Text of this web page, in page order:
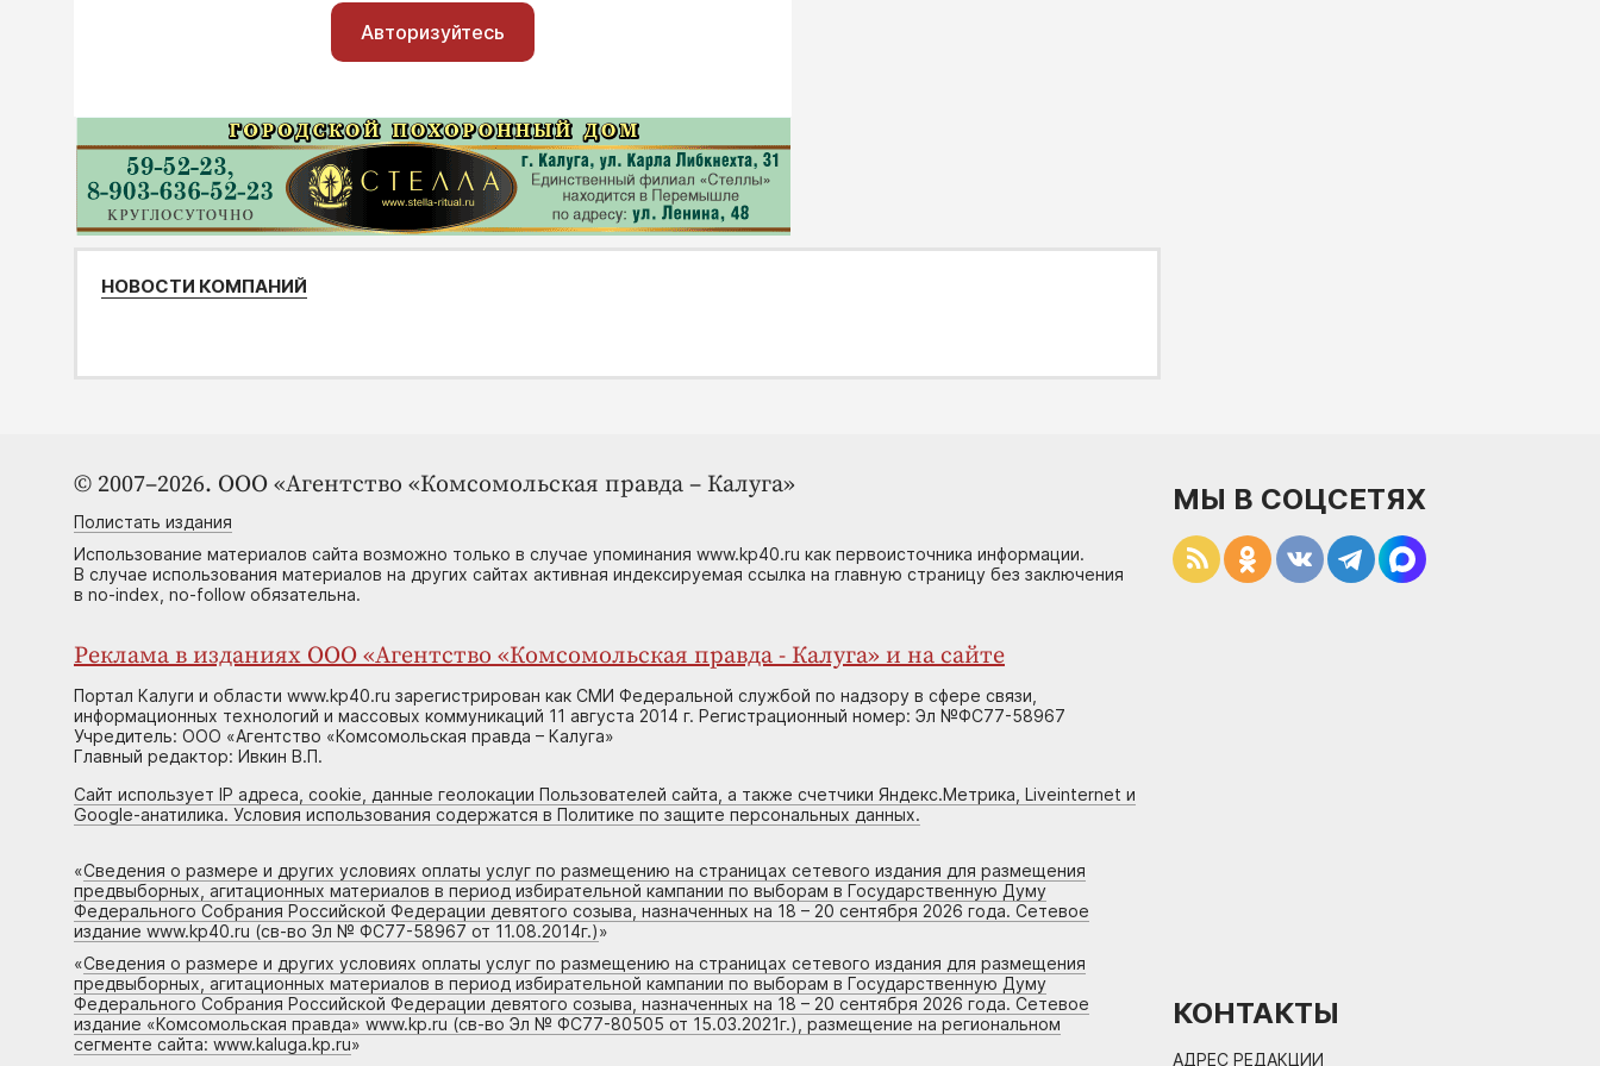
Авторизуйтесь
НОВОСТИ КОМПАНИЙ
© 2007–2026. ООО «Агентство «Комсомольская правда – Калуга»
Полистать издания
Использование материалов сайта возможно только в случае упоминания www.kp40.ru как первоисточника информации.
В случае использования материалов на других сайтах активная индексируемая ссылка на главную страницу без заключения
в no-index, no-follow обязательна.
Реклама в изданиях ООО «Агентство «Комсомольская правда - Калуга» и на сайте
Портал Калуги и области www.kp40.ru зарегистрирован как СМИ Федеральной службой по надзору в сфере связи,
информационных технологий и массовых коммуникаций 11 августа 2014 г. Регистрационный номер: Эл №ФС77-58967
Учредитель: ООО «Агентство «Комсомольская правда – Калуга»
Главный редактор: Ивкин В.П.
Сайт использует IP адреса, cookie, данные геолокации Пользователей сайта, а также счетчики Яндекс.Метрика, Liveinternet и
Google-анатилика. Условия использования содержатся в Политике по защите персональных данных.
«Сведения о размере и других условиях оплаты услуг по размещению на страницах сетевого издания для размещения
предвыборных, агитационных материалов в период избирательной кампании по выборам в Государственную Думу
Федерального Собрания Российской Федерации девятого созыва, назначенных на 18 – 20 сентября 2026 года. Сетевое
издание www.kp40.ru (св-во Эл № ФС77-58967 от 11.08.2014г.)»
«Сведения о размере и других условиях оплаты услуг по размещению на страницах сетевого издания для размещения
предвыборных, агитационных материалов в период избирательной кампании по выборам в Государственную Думу
Федерального Собрания Российской Федерации девятого созыва, назначенных на 18 – 20 сентября 2026 года. Сетевое
издание «Комсомольская правда» www.kp.ru (св-во Эл № ФС77-80505 от 15.03.2021г.), размещение на региональном
сегменте сайта: www.kaluga.kp.ru»
МЫ В СОЦСЕТЯХ
КОНТАКТЫ
АДРЕС РЕДАКЦИИ